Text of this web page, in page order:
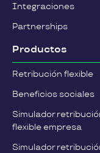
Integraciones
Partnerships
Productos
Retribución flexible
Beneficios sociales
Simulador
flexible empresa
Simulador